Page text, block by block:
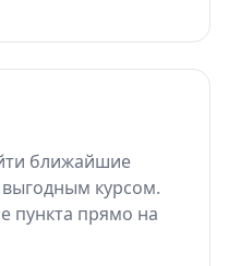
ближайшие
курсом.
пункта прямо на